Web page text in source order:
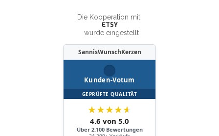
Die Kooperation mit
ETSY
wurde eingestellt
SannisWunschKerzen
Kunden-Votum
GEPRÜFTE QUALITÄT
★★★★★
4.6 von 5.0
Über 2.100 Bewertungen